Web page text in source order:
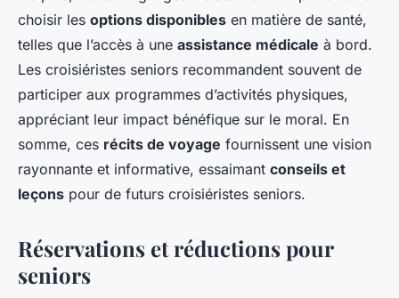
choisir les options disponibles en matière de santé,
telles que l’accès à une assistance médicale à bord.
Les croisiéristes seniors recommandent souvent de
participer aux programmes d’activités physiques,
appréciant leur impact bénéfique sur le moral. En
somme, ces récits de voyage fournissent une vision
rayonnante et informative, essaimant conseils et
leçons pour de futurs croisiéristes seniors.
Réservations et réductions pour
seniors